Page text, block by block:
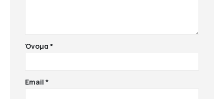
Όνομα*
Email*